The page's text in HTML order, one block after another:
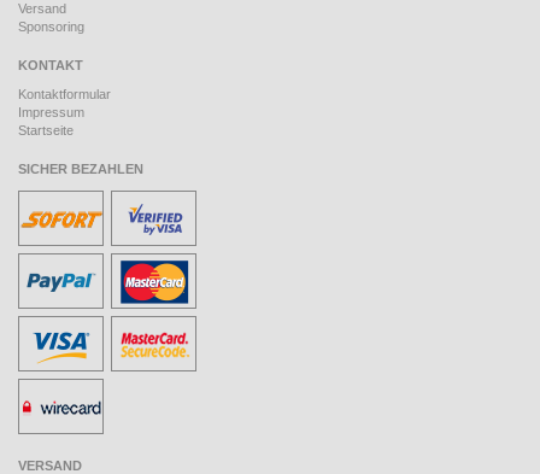
Versand
Sponsoring
KONTAKT
Kontaktformular
Impressum
Startseite
SICHER BEZAHLEN
VERSAND